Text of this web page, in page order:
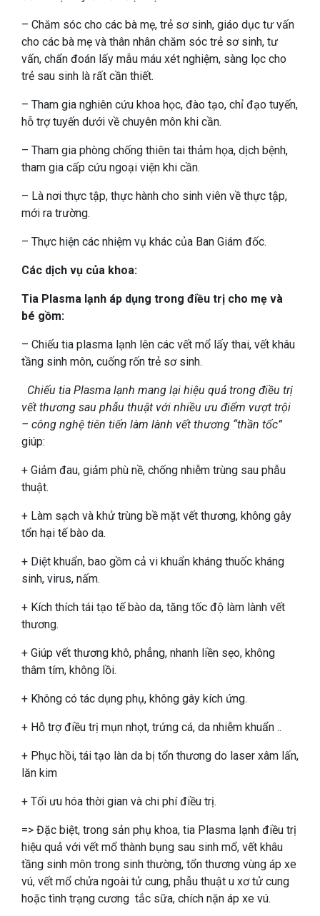
– Chăm sóc cho các bà mẹ, trẻ sơ sinh, giáo dục tư vấn
cho các bà mẹ và thân nhân chăm sóc trẻ sơ sinh, tư
vấn, chẩn đoán lấy mẫu máu xét nghiệm, sàng lọc cho
trẻ sau sinh là rất cần thiết.
– Tham gia nghiên cứu khoa học, đào tạo, chỉ đạo tuyến,
hỗ trợ tuyến dưới về chuyên môn khi cần.
– Tham gia phòng chống thiên tai thảm họa, dịch bệnh,
tham gia cấp cứu ngoại viện khi cần.
– Là nơi thực tập, thực hành cho sinh viên về thực tập,
mới ra trường.
– Thực hiện các nhiệm vụ khác của Ban Giám đốc.
Các dịch vụ của khoa:
Tia Plasma lạnh áp dụng trong điều trị cho mẹ và
bé gồm:
– Chiếu tia plasma lạnh lên các vết mổ lấy thai, vết khâu
tầng sinh môn, cuống rốn trẻ sơ sinh.
Chiếu tia Plasma lạnh mang lại hiệu quả trong điều trị
vết thương sau phẫu thuật với nhiều ưu điểm vượt trội
– công nghệ tiên tiến làm lành vết thương “thần tốc”
giúp:
+ Giảm đau, giảm phù nề, chống nhiễm trùng sau phẫu
thuật.
+ Làm sạch và khử trùng bề mặt vết thương, không gây
tổn hại tế bào da.
+ Diệt khuẩn, bao gồm cả vi khuẩn kháng thuốc kháng
sinh, virus, nấm.
+ Kích thích tái tạo tế bào da, tăng tốc độ làm lành vết
thương.
+ Giúp vết thương khô, phẳng, nhanh liền sẹo, không
thâm tím, không lồi.
+ Không có tác dụng phụ, không gây kích ứng.
+ Hỗ trợ điều trị mụn nhọt, trứng cá, da nhiễm khuẩn ..
+ Phục hồi, tái tạo làn da bị tổn thương do laser xâm lấn,
lăn kim
+ Tối ưu hóa thời gian và chi phí điều trị.
=> Đặc biệt, trong sản phụ khoa, tia Plasma lạnh điều trị
hiệu quả với vết mổ thành bụng sau sinh mổ, vết khâu
tầng sinh môn trong sinh thường, tổn thương vùng áp xe
vú, vết mổ chửa ngoài tử cung, phẫu thuật u xơ tử cung
hoặc tình trạng cương tắc sữa, chích nặn áp xe vú.